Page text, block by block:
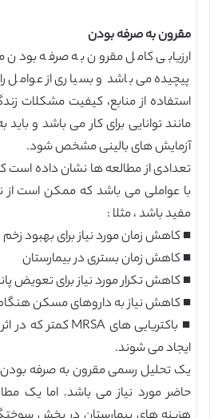
مقرون به صرفه بودن
ارزیابی کامل مقرون به صرفه بودن
پیچیده می باشد و بسیاری از
استفاده از منابع، کیفیت مشکلات
مانند توانایی برای کار می باشد و
آزمایش های بالینی مشخص شود.
تعدادی از مطالعه ها نشان داده است
با عواملی می باشد که ممکن است از
مفید باشد ، مثلا :
■ کاهش زمان مورد نیاز برای بهبود زخم
■ کاهش زمان بستری در بیمارستان
■ کاهش تکرار مورد نیاز برای تعویض
■ کاهش نیاز به داروهای مسکن
ایجاد می شوند.
یک تحلیل رسمی مقرون به صرفه بودن
حاضر مورد نیاز می باشد. اما یک